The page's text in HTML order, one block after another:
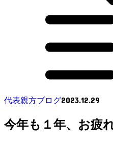
代表親方ブログ2023.12.29
今年も１年、お疲